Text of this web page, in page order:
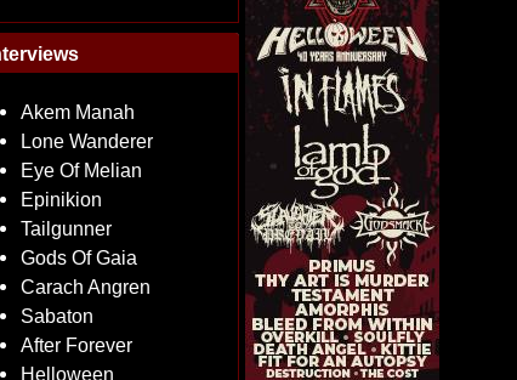
Akem Manah
Lone Wanderer
Eye Of Melian
Epinikion
Tailgunner
Gods Of Gaia
Carach Angren
Sabaton
After Forever
Helloween